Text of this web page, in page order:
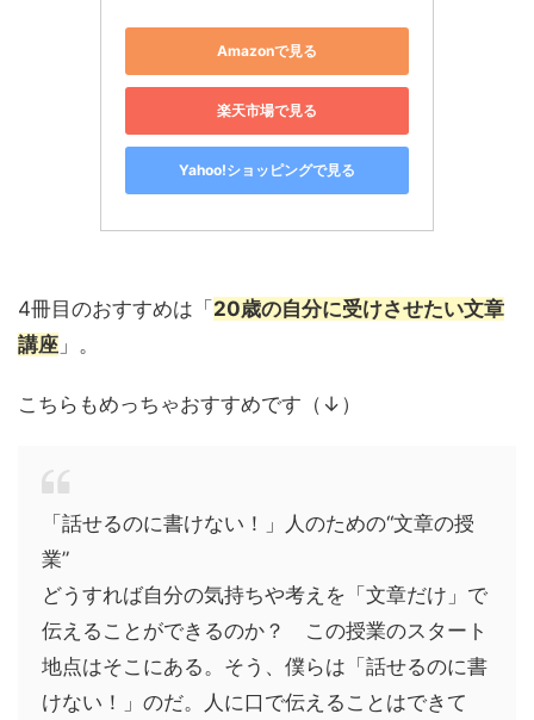
Amazonで見る
楽天市場で見る
Yahoo!ショッピングで見る
4冊目のおすすめは「20歳の自分に受けさせたい文章
講座 」。
こちらもめっちゃおすすめです（↓）
「話せるのに書けない！」人のための“文章の授
業”
どうすれば自分の気持ちや考えを「文章だけ」で
伝えることができるのか？ この授業のスタート
地点はそこにある。そう、僕らは「話せるのに書
けない！」のだ。人に口で伝えることはできて